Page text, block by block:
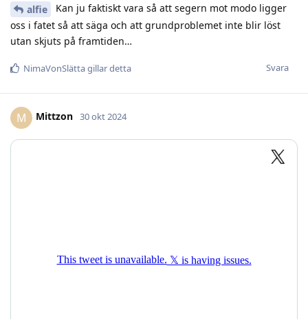
alfie
Kan ju faktiskt vara så att segern mot modo ligger
oss i fatet så att säga och att grundproblemet inte blir löst
utan skjuts på framtiden…
Svara
NimaVonSlättagillar detta
M Mittzon 30 okt 2024